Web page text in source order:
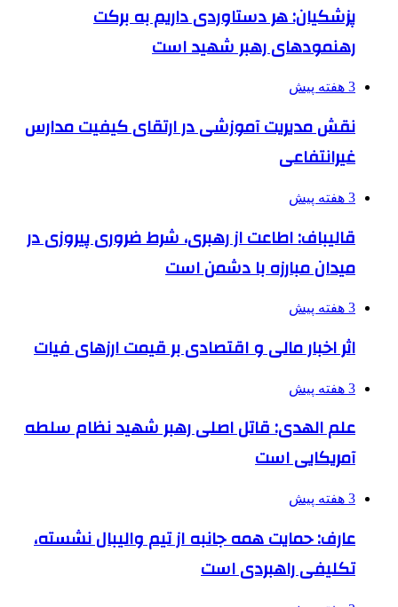
پزشکیان: هر دستاوردی داریم به برکت
رهنمودهای رهبر شهید است
3 هفته پیش
نقش مدیریت آموزشی در ارتقای کیفیت مدارس
غیرانتفاعی
3 هفته پیش
قالیباف: اطاعت از رهبری، شرط ضروری پیروزی در
میدان مبارزه با دشمن است
3 هفته پیش
اثر اخبار مالی و اقتصادی بر قیمت ارزهای فیات
3 هفته پیش
علم الهدی: قاتل اصلی رهبر شهید نظام سلطه
آمریکایی است
3 هفته پیش
عارف: حمایت همه جانبه از تیم والیبال نشسته،
تکلیفی راهبردی است